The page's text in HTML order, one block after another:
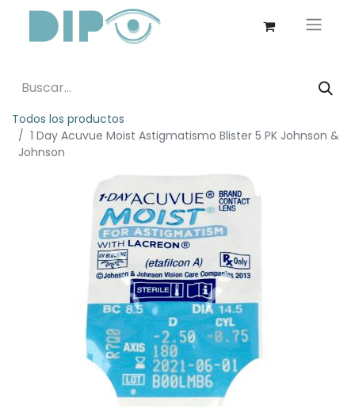
Todos los productos
1 Day Acuvue Moist Astigmatismo Blister 5 PK Johnson &
Johnson